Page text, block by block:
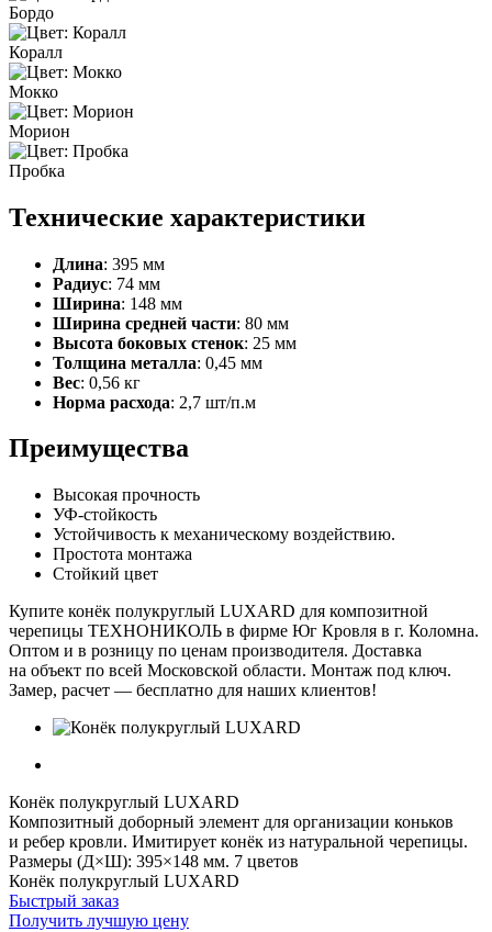
Бордо
Коралл
Мокко
Морион
Пробка
Технические характеристики
Длина: 395 мм
Радиус: 74 мм
Ширина: 148 мм
Ширина средней части: 80 мм
Высота боковых стенок: 25 мм
Толщина металла: 0,45 мм
Вес: 0,56 кг
Норма расхода: 2,7 шт/п.м
Преимущества
Высокая прочность
УФ-стойкость
Устойчивость к механическому воздействию.
Простота монтажа
Стойкий цвет
Купите конёк полукруглый LUXARD для композитной
черепицы ТЕХНОНИКОЛЬ в фирме Юг Кровля в г. Коломна.
Оптом и в розницу по ценам производителя. Доставка
на объект по всей Московской области. Монтаж под ключ.
Замер, расчет — бесплатно для наших клиентов!
Конёк полукруглый LUXARD
Композитный доборный элемент для организации коньков
и ребер кровли. Имитирует конёк из натуральной черепицы.
Размеры (Д×Ш): 395×148 мм. 7 цветов
Конёк полукруглый LUXARD
Быстрый заказ
Получить лучшую цену